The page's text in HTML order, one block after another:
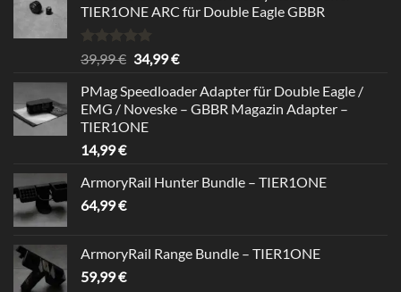
TIER1ONE ARC für Double Eagle GBBR
Bewertet
mit
von 5
39,99€ Ursprünglicher
war:
39,99 €
34,99€Aktueller
ist:
34,99 €.
PMag Speedloader Adapter für Double Eagle /
EMG / Noveske – GBBR Magazin Adapter –
TIER1ONE
14,99€
ArmoryRail Hunter Bundle – TIER1ONE
64,99€
ArmoryRail Range Bundle – TIER1ONE
59,99€